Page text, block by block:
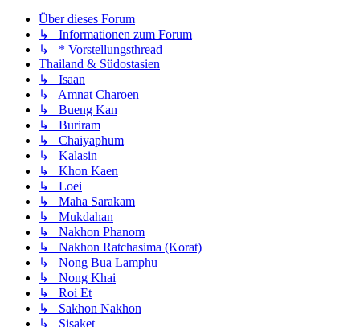
Über dieses Forum
↳ Informationen zum Forum
↳ * Vorstellungsthread
Thailand & Südostasien
↳ Isaan
↳ Amnat Charoen
↳ Bueng Kan
↳ Buriram
↳ Chaiyaphum
↳ Kalasin
↳ Khon Kaen
↳ Loei
↳ Maha Sarakam
↳ Mukdahan
↳ Nakhon Phanom
↳ Nakhon Ratchasima (Korat)
↳ Nong Bua Lamphu
↳ Nong Khai
↳ Roi Et
↳ Sakhon Nakhon
↳ Sisaket